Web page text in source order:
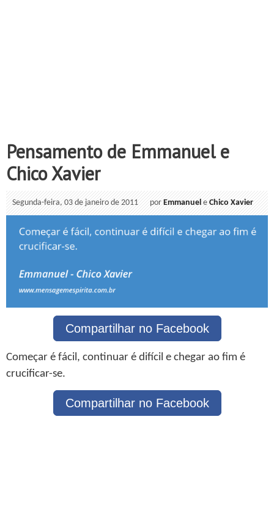
Pensamento de Emmanuel e
Chico Xavier
Segunda-feira, 03 de janeiro de 2011 porEmmanuel eChico Xavier
Compartilhar no Facebook
Começar é fácil, continuar é difícil e chegar ao fim é
crucificar-se.
Compartilhar no Facebook